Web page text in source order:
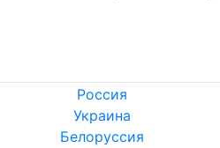
Россия
Украина
Белоруссия